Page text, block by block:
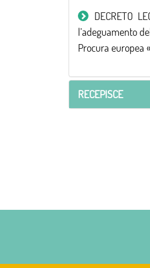
DECRETO
l’adeguamento
Procura europea
RECEPISCE